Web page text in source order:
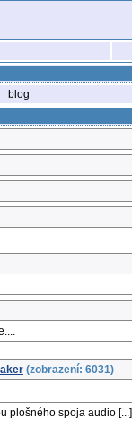
blog
(zobrazení: 6031)
plošného spoja audio [...]